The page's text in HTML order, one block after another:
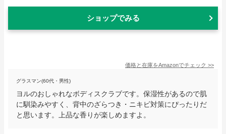
ショップでみる
価格と在庫をAmazonでチェック >>
グラスマン(60代・男性)
ヨルのおしゃれなボディスクラブです。保湿性があるので肌
に馴染みやすく、背中のざらつき・ニキビ対策にぴったりだ
と思います。上品な香りが楽しめますよ。